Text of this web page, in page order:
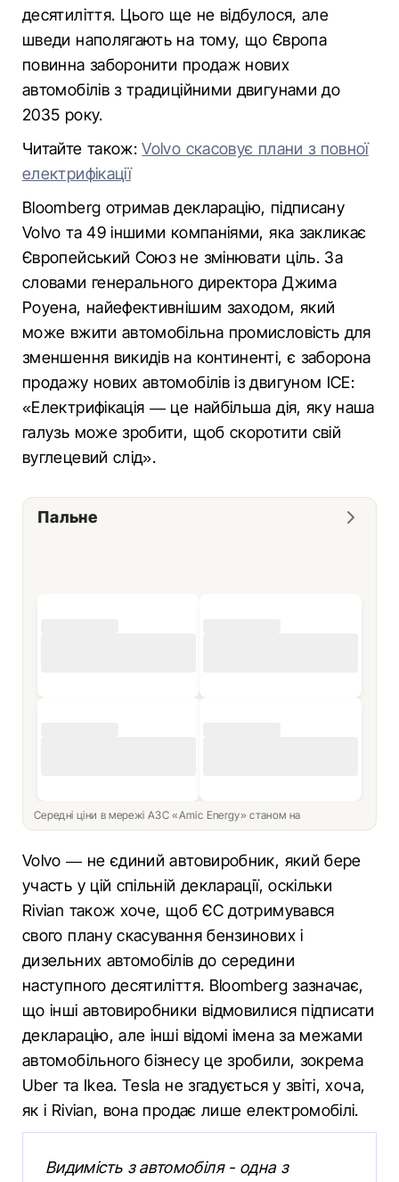
десятиліття. Цього ще не відбулося, але
шведи наполягають на тому, що Європа
повинна заборонити продаж нових
автомобілів з традиційними двигунами до
2035 року.
Читайте також:Volvo скасовує плани з повної
електрифікації
Bloomberg отримав декларацію, підписану
Volvo та 49 іншими компаніями, яка закликає
Європейський Союз не змінювати ціль. За
словами генерального директора Джима
Роуена, найефективнішим заходом, який
може вжити автомобільна промисловість для
зменшення викидів на континенті, є заборона
продажу нових автомобілів із двигуном ICE:
«Електрифікація — це найбільша дія, яку наша
галузь може зробити, щоб скоротити свій
вуглецевий слід».
Пальне
Середні ціни в мережі АЗС «Amic Energy» станом на
Volvo — не єдиний автовиробник, який бере
участь у цій спільній декларації, оскільки
Rivian також хоче, щоб ЄС дотримувався
свого плану скасування бензинових і
дизельних автомобілів до середини
наступного десятиліття. Bloomberg зазначає,
що інші автовиробники відмовилися підписати
декларацію, але інші відомі імена за межами
автомобільного бізнесу це зробили, зокрема
Uber та Ikea. Tesla не згадується у звіті, хоча,
як і Rivian, вона продає лише електромобілі.
Видимість з автомобіля - одна з